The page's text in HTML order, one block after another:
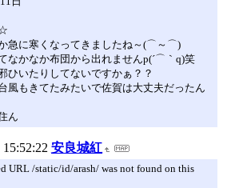
急に寒くなってきましたね～(⌒～⌒)
なかなか布団から出れませんp(´⌒｀q)笑
ひいたりしてないですかぁ？？
風もきてたみたいで佐賀は大丈夫だったん
ん
15:52:22 安良城紅
URL /static/id/arash/ was not found on this